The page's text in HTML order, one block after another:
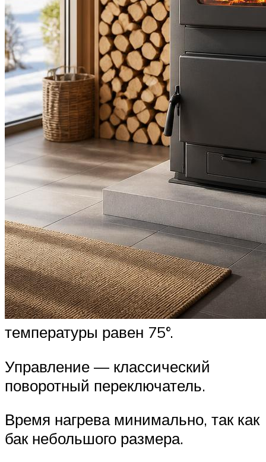
температуры равен 75°.
Управление — классический
поворотный переключатель.
Время нагрева минимально, так как
бак небольшого размера.